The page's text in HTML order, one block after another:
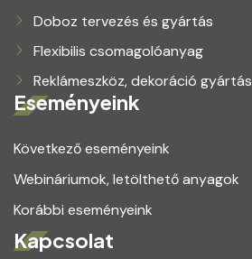
Doboz tervezés és gyártás
Flexibilis csomagolóanyag
Reklámeszköz, dekoráció gyártás
Eseményeink
Következő eseményeink
Webináriumok, letölthető anyagok
Korábbi eseményeink
Kapcsolat